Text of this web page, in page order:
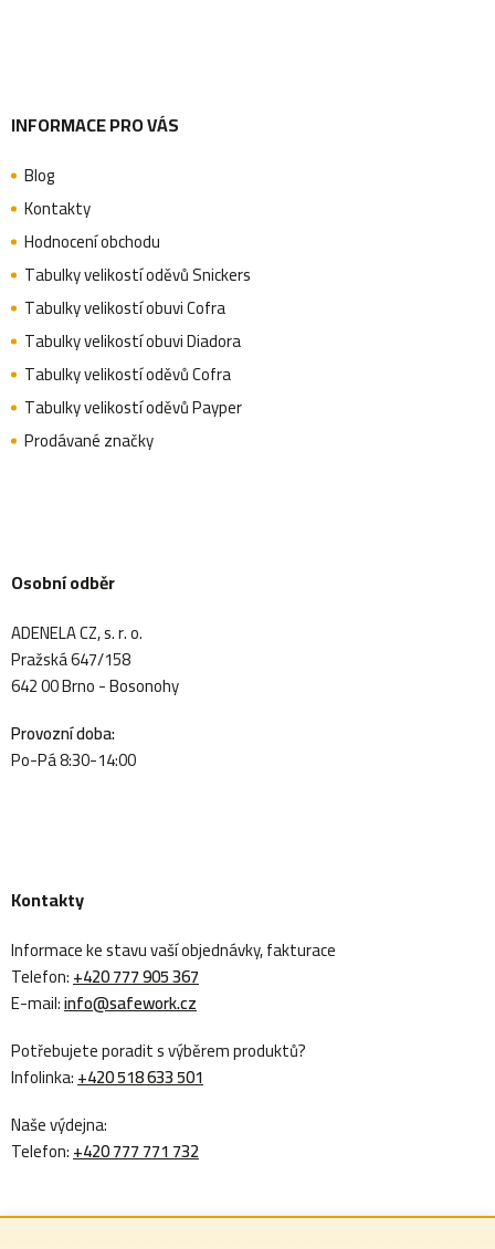
INFORMACE PRO VÁS
Blog
Kontakty
Hodnocení obchodu
Tabulky velikostí oděvů Snickers
Tabulky velikostí obuvi Cofra
Tabulky velikostí obuvi Diadora
Tabulky velikostí oděvů Cofra
Tabulky velikostí oděvů Payper
Prodávané značky
Osobní odběr
ADENELA CZ, s. r. o.
Pražská 647/158
642 00 Brno - Bosonohy
Provozní doba:
Po-Pá 8:30-14:00
Kontakty
Informace ke stavu vaší objednávky, fakturace
Telefon:+420 777 905 367
E-mail:info@safework.cz
Potřebujete poradit s výběrem produktů?
Infolinka:+420 518 633 501
Naše výdejna:
Telefon:+420 777 771 732